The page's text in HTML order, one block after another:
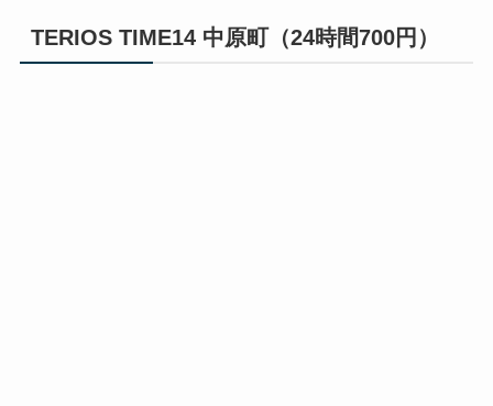
TERIOS TIME14 中原町（24時間700円）